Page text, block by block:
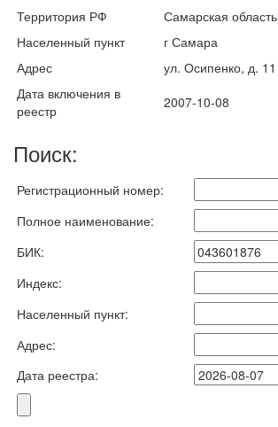
Территория РФ
Самарская область
Населенный пункт
г Самара
Адрес
ул. Осипенко, д. 11
Дата включения в
реестр
2007-10-08
Поиск:
Регистрационный номер:
Полное наименование:
БИК:
Индекс:
Населенный пункт:
Адрес:
Дата реестра: